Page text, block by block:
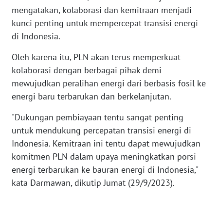
mengatakan, kolaborasi dan kemitraan menjadi
kunci penting untuk mempercepat transisi energi
di Indonesia.
Oleh karena itu, PLN akan terus memperkuat
kolaborasi dengan berbagai pihak demi
mewujudkan peralihan energi dari berbasis fosil ke
energi baru terbarukan dan berkelanjutan.
"Dukungan pembiayaan tentu sangat penting
untuk mendukung percepatan transisi energi di
Indonesia. Kemitraan ini tentu dapat mewujudkan
komitmen PLN dalam upaya meningkatkan porsi
energi terbarukan ke bauran energi di Indonesia,"
kata Darmawan, dikutip Jumat (29/9/2023).
WN
BANTEN
WN
WN
KEPRI
PAPUA
WN
PAPUA
BARAT